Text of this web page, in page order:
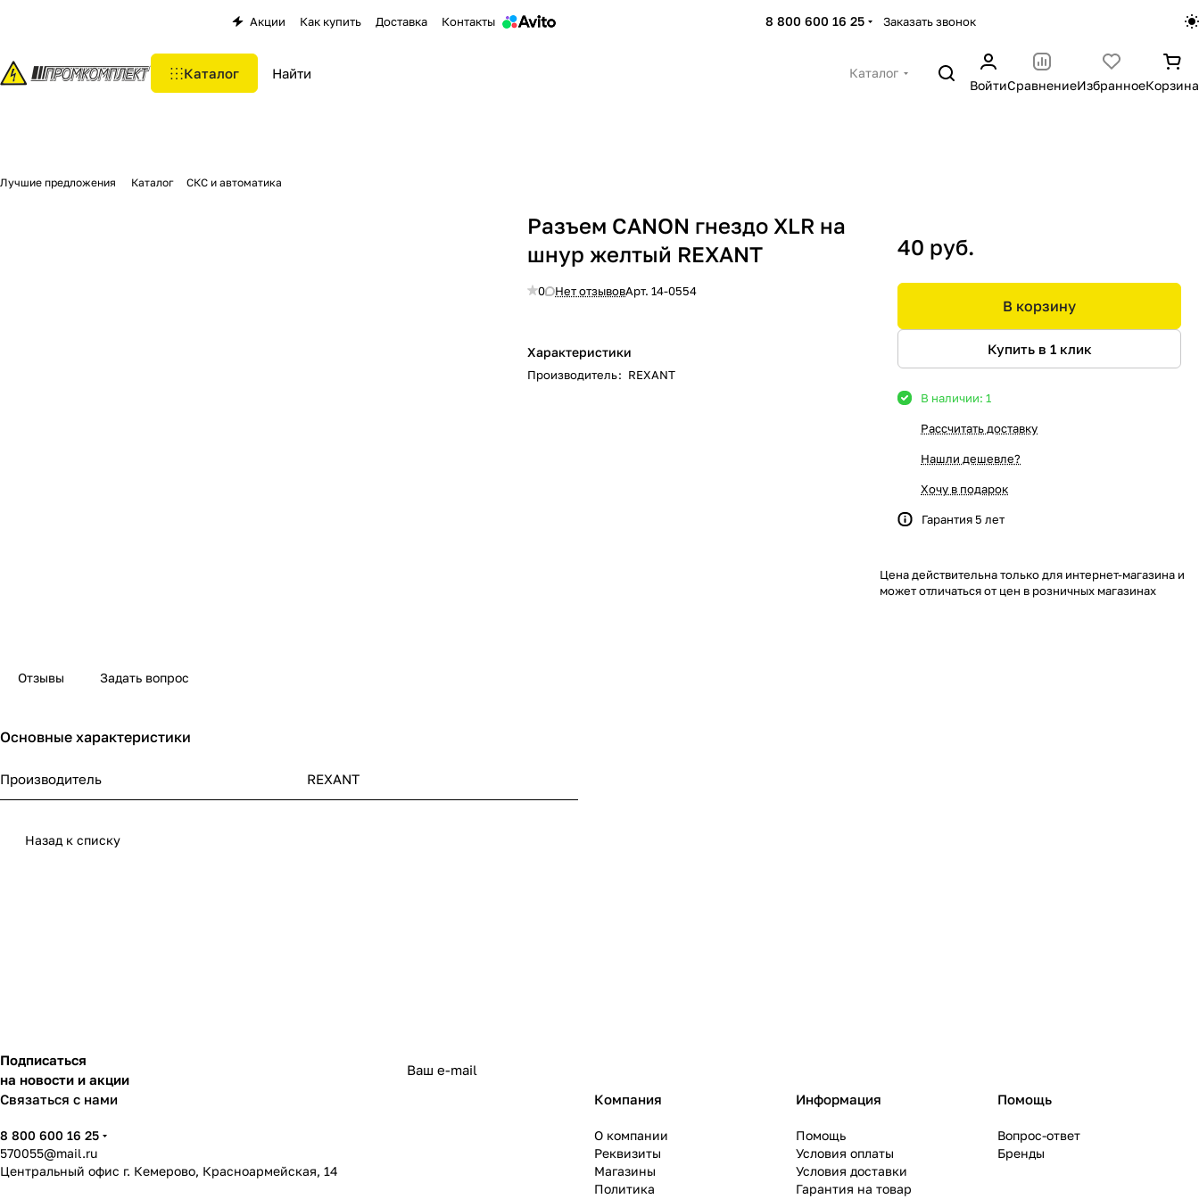
Акции Как купить Доставка Контакты 8 800 600 16 25 Заказать звонок
Каталог
Каталог
ВойтиСравнениеИзбранноеКорзина
Лучшие предложения Каталог СКС и автоматика
Разъем CANON гнездо XLR на
шнур желтый REXANT
0 Нет отзывовАрт.14-0554
Характеристики
Производитель: REXANT
40 руб.
В корзину
Купить в 1 клик
В наличии: 1
Рассчитать доставку
Нашли дешевле?
Хочу в подарок
Гарантия 5 лет
Цена действительна только для интернет-магазина и
может отличаться от цен в розничных магазинах
Отзывы Задать вопрос
Основные характеристики
Производитель REXANT
Назад к списку
Подписаться
на новости и акции
Связаться с нами
8 800 600 16 25
570055@mail.ru
Центральный офис г. Кемерово, Красноармейская, 14
Компания
О компании
Реквизиты
Магазины
Политика
Информация
Помощь
Условия оплаты
Условия доставки
Гарантия на товар
Помощь
Вопрос-ответ
Бренды